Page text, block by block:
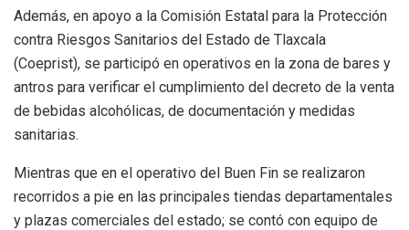
Además, en apoyo a la Comisión Estatal para la Protección
contra Riesgos Sanitarios del Estado de Tlaxcala
(Coeprist), se participó en operativos en la zona de bares y
antros para verificar el cumplimiento del decreto de la venta
de bebidas alcohólicas, de documentación y medidas
sanitarias.
Mientras que en el operativo del Buen Fin se realizaron
recorridos a pie en las principales tiendas departamentales
y plazas comerciales del estado; se contó con equipo de